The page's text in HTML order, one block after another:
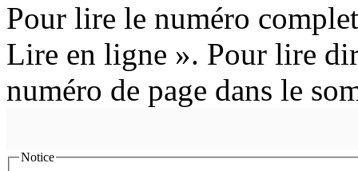
Pour lire le numéro
Lire en ligne ». Pour lire
numéro de page dans le
Notice